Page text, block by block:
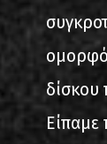
δίσκου
Είπαμε